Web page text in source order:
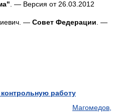
. — Версия от 26.03.2012
— Совет Федерации . —
работу
Магомедов,